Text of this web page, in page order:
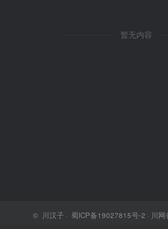
暂无内容
© 川汉子 · 蜀ICP备19027815号-2 · 川